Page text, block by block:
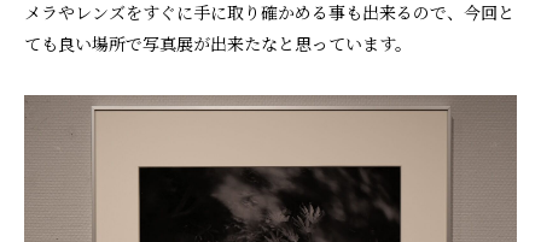
メラやレンズをすぐに手に取り確かめる事も出来るので、今回と
ても良い場所で写真展が出来たなと思っています。